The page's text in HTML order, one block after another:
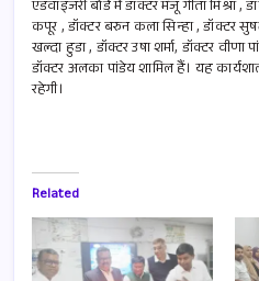
एडवाइजरी बोर्ड में डॉक्टर मंजू गीता मिश्रा ,
कपूर , डॉक्टर बरुन कला सिन्हा , डॉक्टर
खल्दा हुडा , डॉक्टर उषा शर्मा, डॉक्टर वीणा
डॉक्टर अलका पांडेय शामिल हैं। यह
रहेगी।
Related